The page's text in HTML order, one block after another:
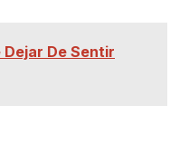
De Sentir